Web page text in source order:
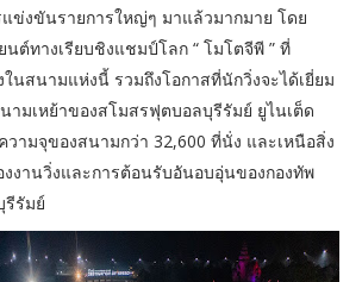
ข่งขันรายการใหญ่ๆ มาแล้วมากมาย โดย
นต์ทางเรียบชิงแชมป์โลก “ โมโตจีพี ” ที่
นสนามแห่งนี้ รวมถึงโอกาสที่นักวิ่งจะได้เยี่ยม
ามเหย้าของสโมสรฟุตบอลบุรีรัมย์ ยูไนเต็ด
วามจุของสนามกว่า 32,600 ที่นั่ง และเหนือสิ่ง
งานวิ่งและการต้อนรับอันอบอุ่นของกองทัพ
รีรัมย์